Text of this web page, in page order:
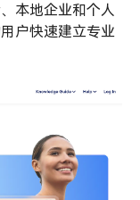
本地企业和个人
户快速建立专业